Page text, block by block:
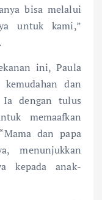
bisa melalui
untuk kami,”
ini, Paula
dan
Ia dengan tulus
memaafkan
dan papa
menunjukkan
kepada anak-